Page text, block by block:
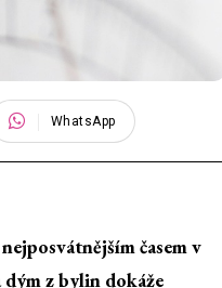
WhatsApp
časem v
z bylin dokáže